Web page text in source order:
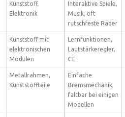
Kunststoff,
Elektronik
Interaktive Spiele,
Musik, oft
rutschfeste Räder
Kunststoff mit
elektronischen
Modulen
Lernfunktionen,
Lautstärkeregler,
CE
Metallrahmen,
Kunststoffteile
Einfache
Bremsmechanik,
faltbar bei einigen
Modellen